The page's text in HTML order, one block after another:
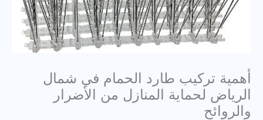
أهمية تركيب طارد الحمام في شمال
الرياض لحماية المنازل من الأضرار
والروائح